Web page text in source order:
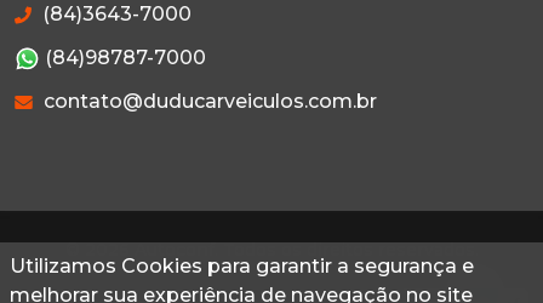
Utilizamos Cookies para garantir a segurança e
melhorar sua experiência de navegação no site
Utilizamos Cookies para garantir a segurança e
melhorar sua experiência de navegação no site
(84)3643-7000
(84)98787-7000
contato@duducarveiculos.com.br
© 2026 Autoconf. Todos os direitos reservados.